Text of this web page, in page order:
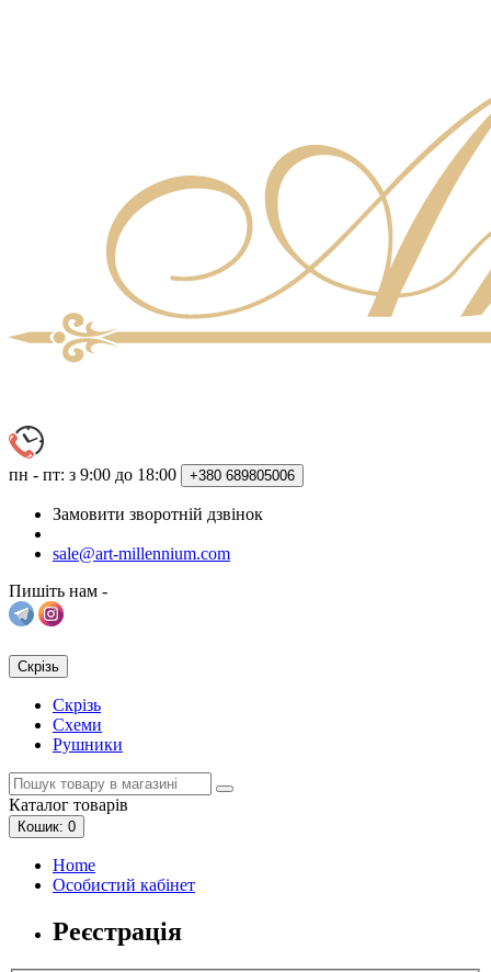
пн - пт: з 9:00 до 18:00 +380 689805006
Замовити зворотній дзвінок
sale@art-millennium.com
Пишіть нам -
Скрізь
Скрізь
Схеми
Рушники
Каталог товарів
Кошик: 0
Home
Особистий кабінет
Реєстрація